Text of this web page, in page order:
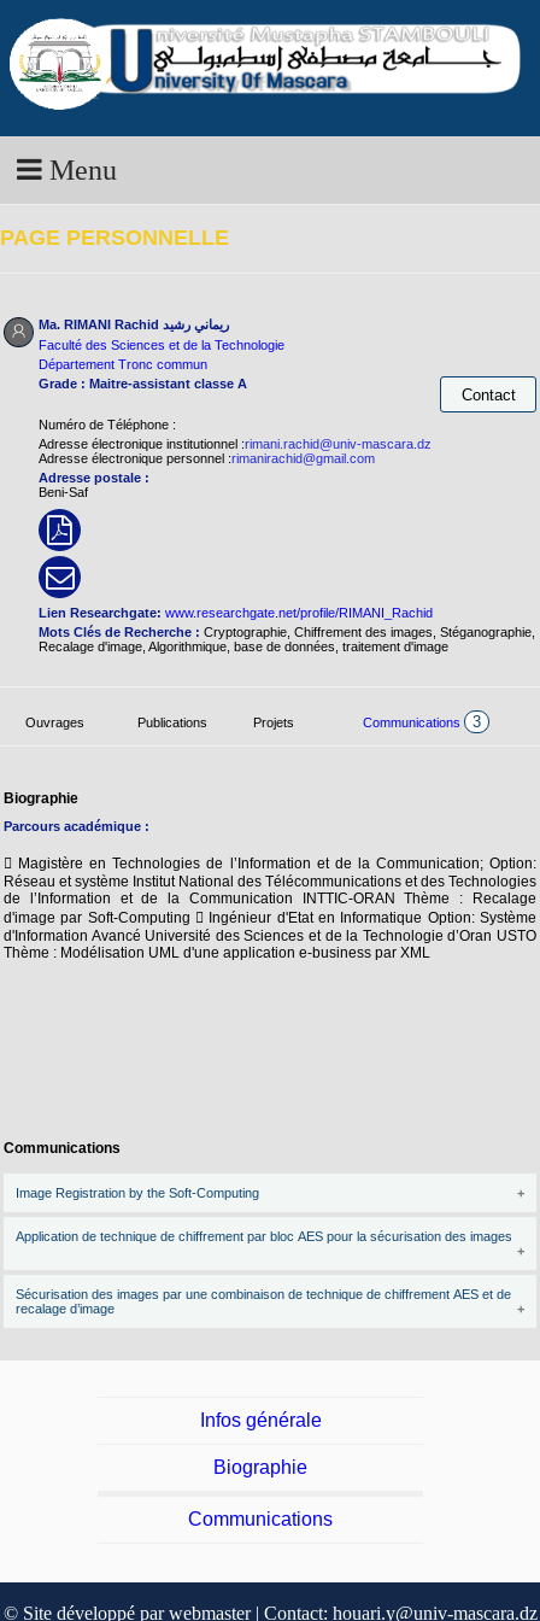
Menu
PAGE PERSONNELLE
Ma. RIMANI Rachid ريماني رشيد
Faculté des Sciences et de la Technologie
Département Tronc commun
Grade : Maitre-assistant classe A
Numéro de Téléphone :
Adresse électronique institutionnel :rimani.rachid@univ-mascara.dz
Adresse électronique personnel :rimanirachid@gmail.com
Adresse postale :
Beni-Saf
Lien Researchgate: www.researchgate.net/profile/RIMANI_Rachid
Mots Clés de Recherche : Cryptographie, Chiffrement des images, Stéganographie,
Recalage d'image, Algorithmique, base de données, traitement d'image
Ouvrages Publications Projets Communications 3
Biographie
Parcours académique :
 Magistère en Technologies de l’Information et de la Communication; Option:
Réseau et système Institut National des Télécommunications et des Technologies
de l’Information et de la Communication INTTIC-ORAN Thème : Recalage
d'image par Soft-Computing  Ingénieur d'Etat en Informatique Option: Système
d'Information Avancé Université des Sciences et de la Technologie d’Oran USTO
Thème : Modélisation UML d'une application e-business par XML
Communications
Image Registration by the Soft-Computing
Application de technique de chiffrement par bloc AES pour la sécurisation des images
Sécurisation des images par une combinaison de technique de chiffrement AES et de
recalage d’image
Infos générale
Biographie
Communications
© Site développé par webmaster | Contact: houari.y@univ-mascara.dz